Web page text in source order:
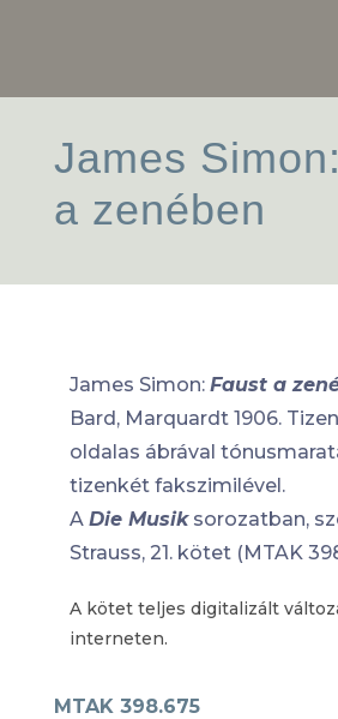
James
a zenében
James Simon:Faust a
Bard, Marquardt 1906.
oldalas ábrával
tizenkét fakszimilével.
ADie Musiksorozatban,
Strauss, 21. kötet (MTAK
A kötet teljes digitalizált
interneten.
MTAK 398.675